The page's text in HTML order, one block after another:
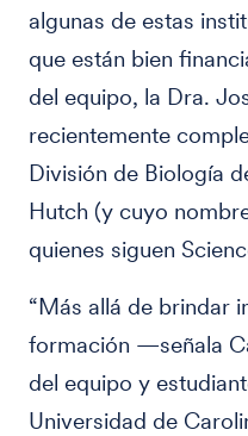
algunas de estas
que están bien
del equipo, la Dra.
recientemente
División de Biología
Hutch (y cuyo
quienes siguen
“Más allá de brindar
formación —señala
del equipo y
Universidad de